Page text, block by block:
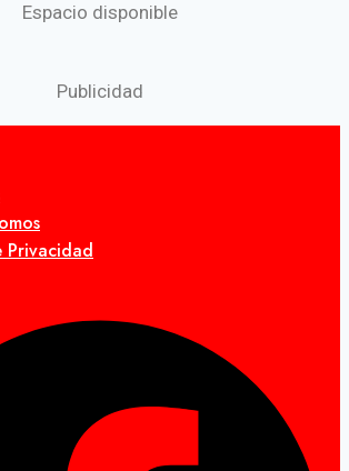
Espacio disponible
Publicidad
Privacidad